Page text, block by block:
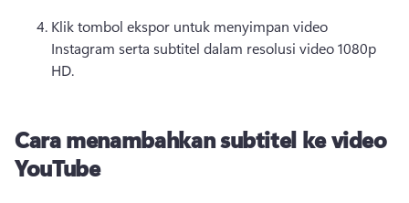
Klik tombol ekspor untuk menyimpan video
Instagram serta subtitel dalam resolusi video 1080p
HD.
Cara menambahkan subtitel ke video
YouTube